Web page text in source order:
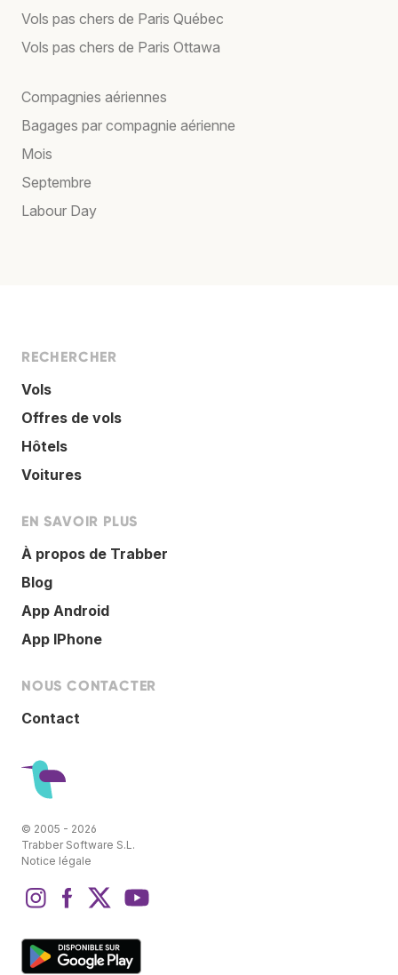
Vols pas chers de Paris Québec
Vols pas chers de Paris Ottawa
Compagnies aériennes
Bagages par compagnie aérienne
Mois
Septembre
Labour Day
RECHERCHER
Vols
Offres de vols
Hôtels
Voitures
EN SAVOIR PLUS
À propos de Trabber
Blog
App Android
App IPhone
NOUS CONTACTER
Contact
© 2005 - 2026
Trabber Software S.L.
Notice légale